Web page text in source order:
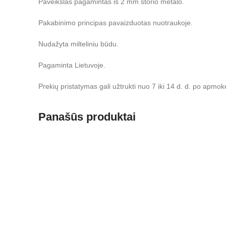
Pakabinimo principas pavaizduotas nuotraukoje.
Nudažyta milteliniu būdu.
Pagaminta Lietuvoje.
Prekių pristatymas gali užtrukti nuo 7 iki 14 d. d. po
Panašūs produktai